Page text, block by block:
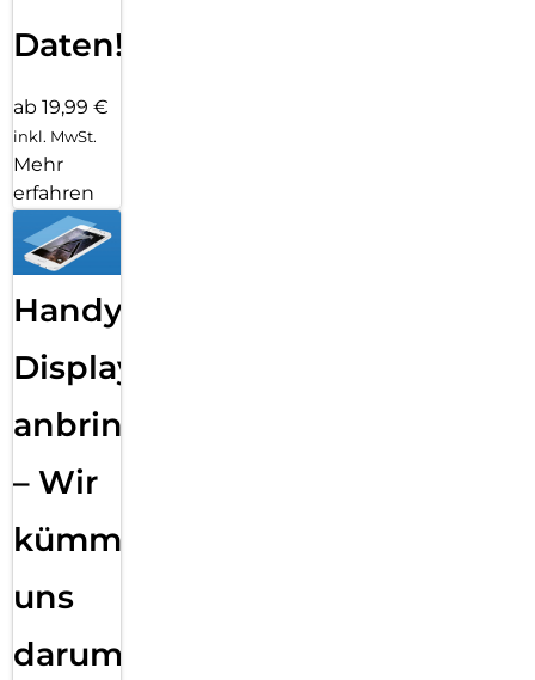
Daten!
ab 19,99 €
inkl. MwSt.
Mehr
erfahren
Handy
Displayfolie
anbringen
– Wir
kümmern
uns
darum!